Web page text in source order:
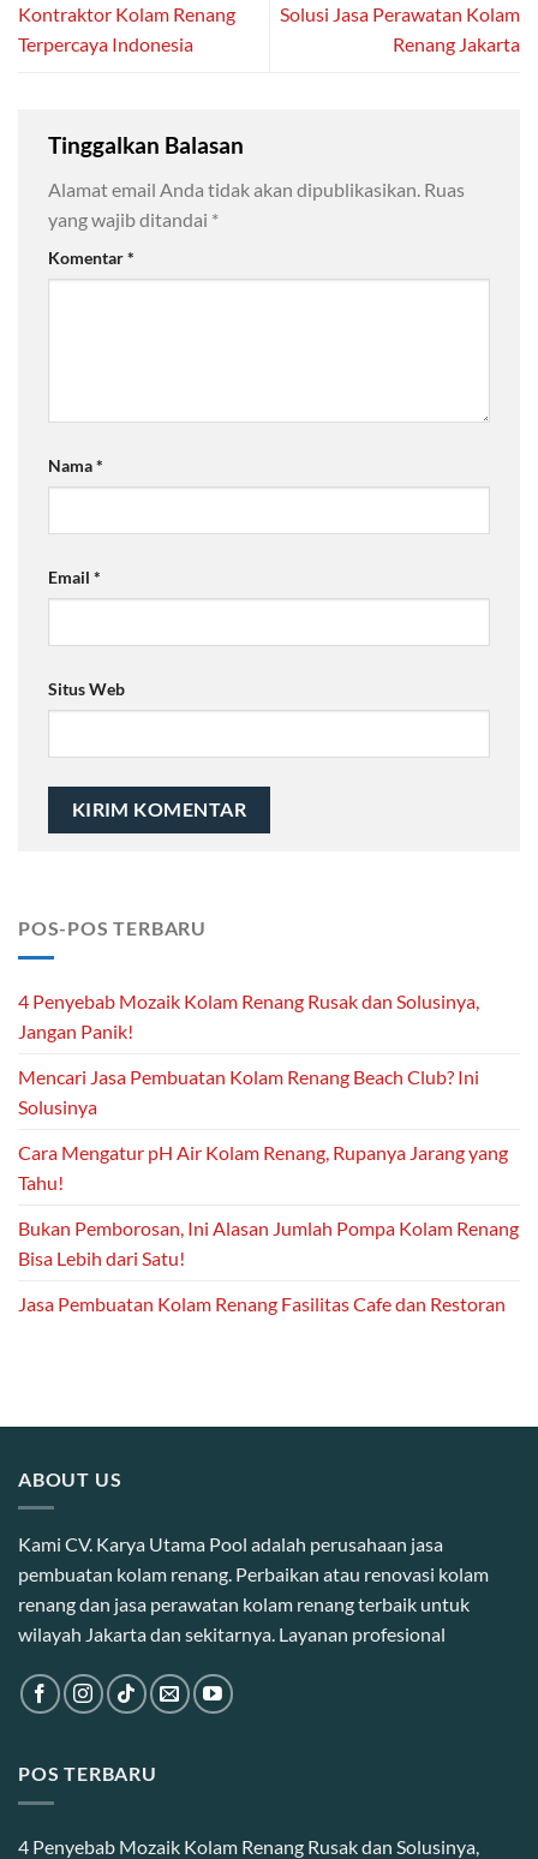
Kontraktor Kolam Renang
Terpercaya Indonesia
Solusi Jasa Perawatan Kolam
Renang Jakarta
Tinggalkan Balasan
Alamat email Anda tidak akan dipublikasikan. Ruas
yang wajib ditandai *
Komentar*
Nama*
Email *
Situs Web
POS-POS TERBARU
4 Penyebab Mozaik Kolam Renang Rusak dan Solusinya,
Jangan Panik!
Mencari Jasa Pembuatan Kolam Renang Beach Club? Ini
Solusinya
Cara Mengatur pH Air Kolam Renang, Rupanya Jarang yang
Tahu!
Bukan Pemborosan, Ini Alasan Jumlah Pompa Kolam Renang
Bisa Lebih dari Satu!
Jasa Pembuatan Kolam Renang Fasilitas Cafe dan Restoran
ABOUT US
Kami CV. Karya Utama Pool adalah perusahaan jasa
pembuatan kolam renang. Perbaikan atau renovasi kolam
renang dan jasa perawatan kolam renang terbaik untuk
wilayah Jakarta dan sekitarnya. Layanan profesional
POS TERBARU
4 Penyebab Mozaik Kolam Renang Rusak dan Solusinya,